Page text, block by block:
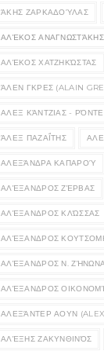
ΆΚΗΣ ΖΑΡΚΑΔΟΎΛΑΣ
ΑΛΈΚΟΣ ΑΝΑΓΝΩΣΤΆΚΗΣ
ΑΛΈΚΟΣ ΧΑΤΖΗΚΏΣΤΑΣ
ΆΛΕΝ ΓΚΡΕΣ (ALAIN
ΑΛΕΞ ΚΆΝΤΖΙΑΣ - ΡΌΝΤΕ
ΆΛΕΞ ΠΑΖΑΪ́ΤΗΣ
ΑΛΕΞΆΝΔΡΑ ΚΑΠΑΡΟΎ
ΑΛΈΞΑΝΔΡΟΣ ΖΈΡΒΑΣ
ΑΛΈΞΑΝΔΡΟΣ ΚΛΏΣΣΑΣ
ΑΛΈΞΑΝΔΡΟΣ
ΑΛΈΞΑΝΔΡΟΣ Ν.
ΑΛΈΞΑΝΔΡΟΣ
ΑΛΕΞΆΝΤΕΡ ΑΟΥΝ
ΑΛΈΞΗΣ ΖΑΚΥΝΘΙΝΌΣ